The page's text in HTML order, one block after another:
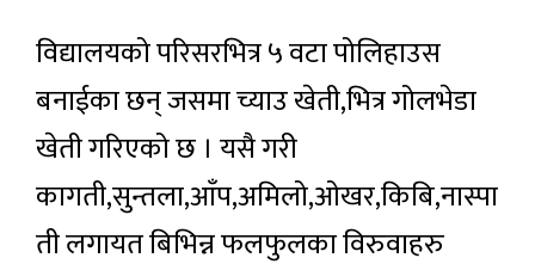
विद्यालयको परिसरभित्र ५ वटा पोलिहाउस
बनाईका छन् जसमा च्याउ खेती,भित्र गोलभेडा
खेती गरिएको छ । यसै गरी
कागती,सुन्तला,आँप,अमिलो,ओखर,किबि,नास्पा
ती लगायत बिभिन्न फलफुलका विरुवाहरु